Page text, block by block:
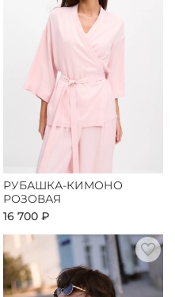
РУБАШКА-КИМОНО
РОЗОВАЯ
16 700 ₽